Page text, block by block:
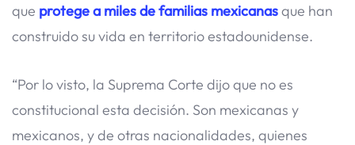
que protege a miles de familias mexicanasque han
construido su vida en territorio estadounidense.
“Por lo visto, la Suprema Corte dijo que no es
constitucional esta decisión. Son mexicanas y
mexicanos, y de otras nacionalidades, quienes